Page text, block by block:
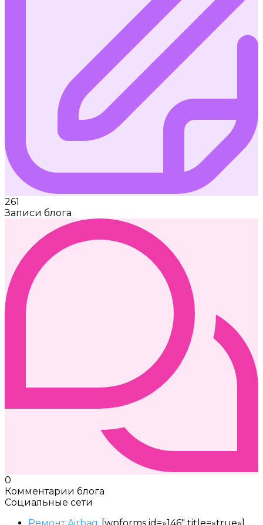
261
Записи блога
0
Комментарии блога
Социальные сети